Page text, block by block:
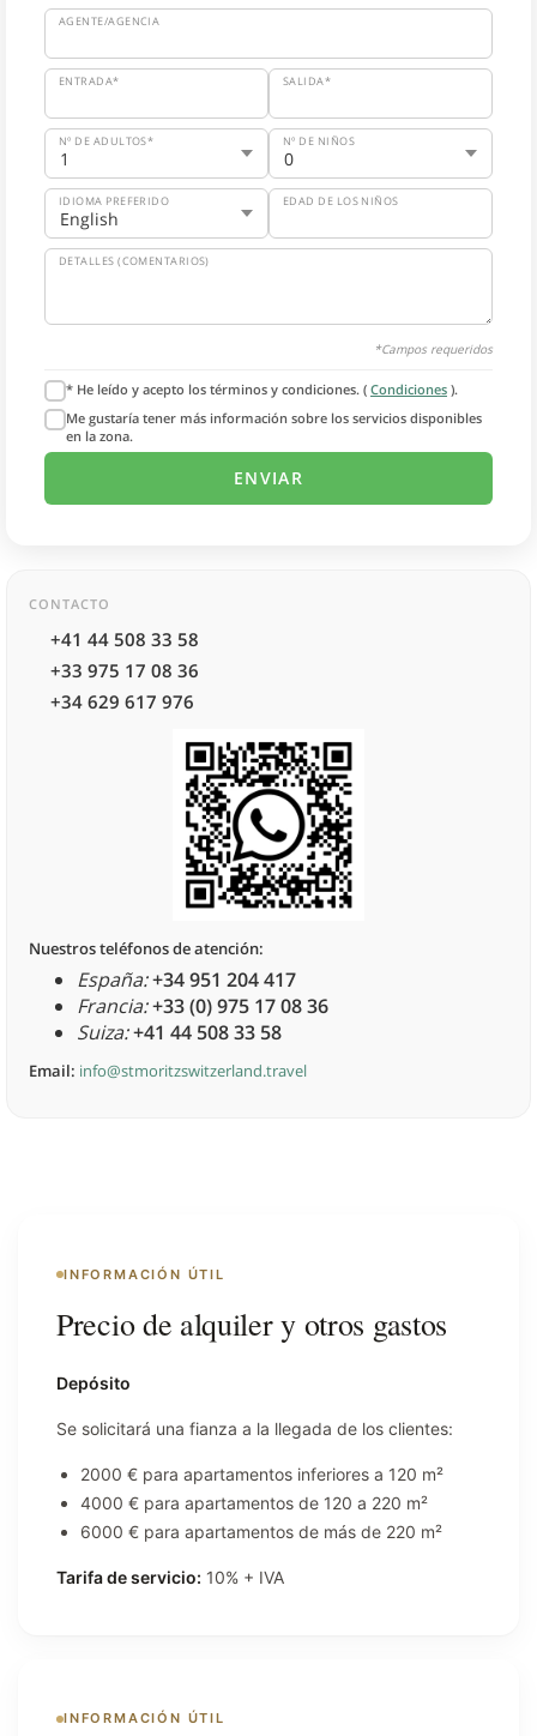
AGENTE/AGENCIA
ENTRADA* SALIDA*
Nº DE ADULTOS* Nº DE NIÑOS
IDIOMA PREFERIDO EDAD DE LOS NIÑOS
DETALLES (COMENTARIOS)
*Campos requeridos
* He leído y acepto los términos y condiciones. ( Condiciones ).
Me gustaría tener más información sobre los servicios disponibles
en la zona.
CONTACTO
+41 44 508 33 58
+33 975 17 08 36
+34 629 617 976
Nuestros teléfonos de atención:
España:+34 951 204 417
Francia:+33 (0) 975 17 08 36
Suiza:+41 44 508 33 58
Email: info@stmoritzswitzerland.travel
INFORMACIÓN ÚTIL
Precio de alquiler y otros gastos
Depósito
Se solicitará una fianza a la llegada de los clientes:
2000 € para apartamentos inferiores a 120 m²
4000 € para apartamentos de 120 a 220 m²
6000 € para apartamentos de más de 220 m²
Tarifa de servicio: 10% + IVA
INFORMACIÓN ÚTIL